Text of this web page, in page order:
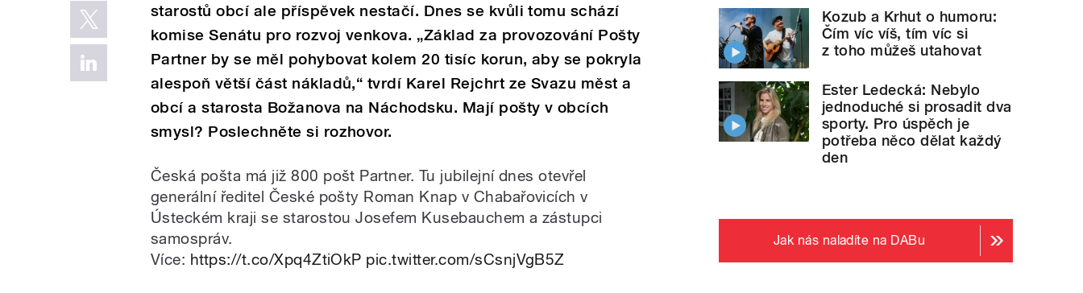
starostů obcí ale příspěvek nestačí. Dnes se kvůli tomu schází
komise Senátu pro rozvoj venkova. „Základ za provozování Pošty
Partner by se měl pohybovat kolem 20 tisíc korun, aby se pokryla
alespoň větší část nákladů,“ tvrdí Karel Rejchrt ze Svazu měst a
obcí a starosta Božanova na Náchodsku. Mají pošty v obcích
smysl? Poslechněte si rozhovor.
Česká pošta má již 800 pošt Partner. Tu jubilejní dnes otevřel
generální ředitel České pošty Roman Knap v Chabařovicích v
Ústeckém kraji se starostou Josefem Kusebauchem a zástupci
samospráv.
Více: https://t.co/Xpq4ZtiOkP pic.twitter.com/sCsnjVgB5Z
Kozub a Krhut o humoru:
Čím víc víš, tím víc si
z toho můžeš utahovat
Ester Ledecká: Nebylo
jednoduché si prosadit dva
sporty. Pro úspěch je
potřeba něco dělat každý
den
Jak nás naladíte na DABu